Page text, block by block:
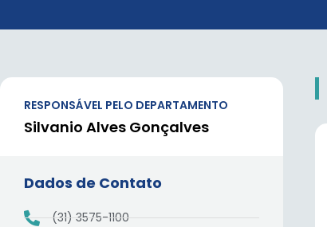
RESPONSÁVEL PELO DEPARTAMENTO
Silvanio Alves Gonçalves
Dados de Contato
(31) 3575-1100